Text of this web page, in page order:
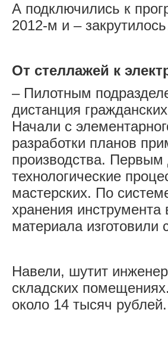
А подключились к
2012-м и –
От стеллажей к
– Пилотным
дистанция
Начали с
разработки планов
производства.
технологические
мастерских. По
хранения
материала изготовили
Навели, шутит
складских
около 14 тысяч